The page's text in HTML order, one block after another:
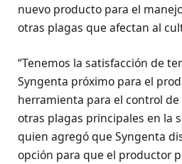
nuevo producto para el
otras plagas que afectan al
“Tenemos la satisfacción de
Syngenta próximo para el
herramienta para el control de
otras plagas principales en la
quien agregó que Syngenta
opción para que el productor